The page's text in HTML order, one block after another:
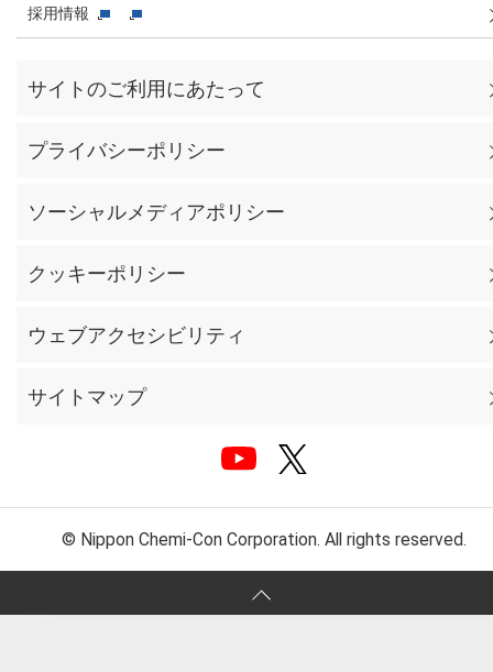
採用情報
サイトのご利用にあたって
プライバシーポリシー
ソーシャルメディアポリシー
クッキーポリシー
ウェブアクセシビリティ
サイトマップ
© Nippon Chemi-Con Corporation. All rights reserved.